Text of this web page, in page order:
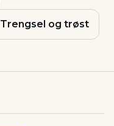
Trengsel og trøst